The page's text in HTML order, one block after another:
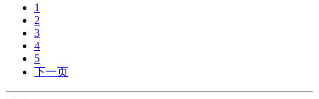
1
2
3
4
5
下一页